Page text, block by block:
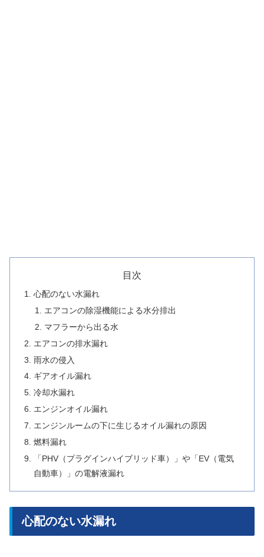
目次
心配のない水漏れ
エアコンの除湿機能による水分排出
マフラーから出る水
エアコンの排水漏れ
雨水の侵入
ギアオイル漏れ
冷却水漏れ
エンジンオイル漏れ
エンジンルームの下に生じるオイル漏れの原因
燃料漏れ
「PHV（プラグインハイブリッド車）」や「EV（電気
自動車）」の電解液漏れ
心配のない水漏れ